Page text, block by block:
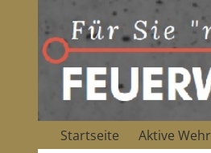
Startseite Aktive Wehr